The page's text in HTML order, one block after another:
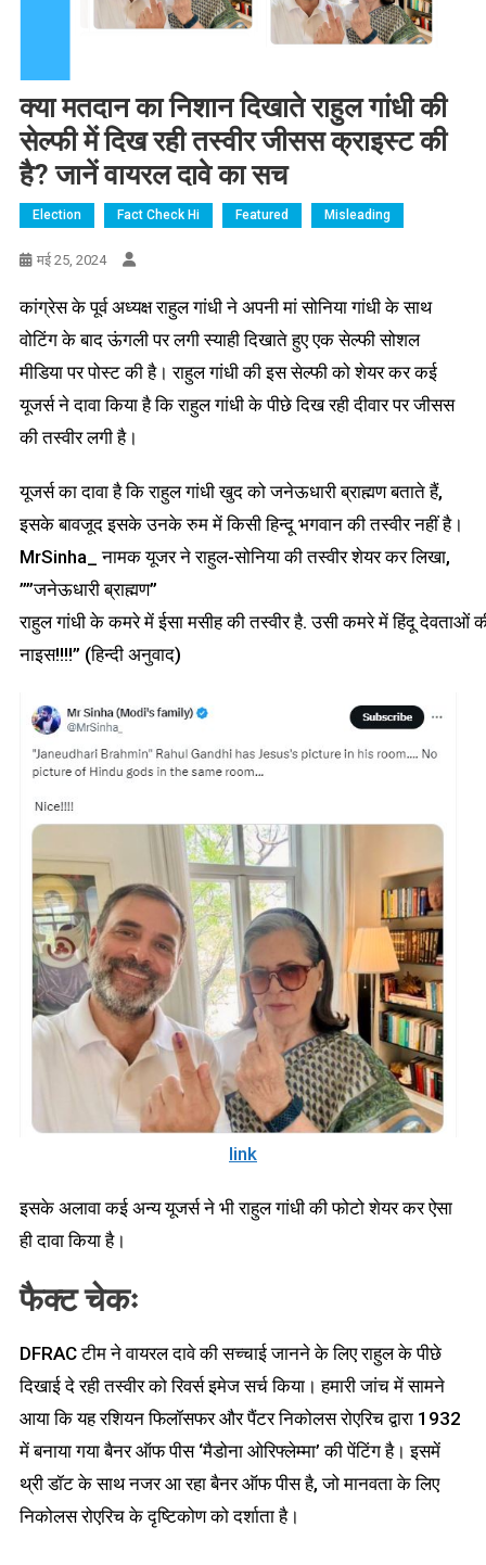
क्या मतदान का निशान दिखाते राहुल गांधी की
सेल्फी में दिख रही तस्वीर जीसस क्राइस्ट की
है? जानें वायरल दावे का सच
Election Fact Check Hi Featured Misleading
मई 25, 2024
कांग्रेस के पूर्व अध्यक्ष राहुल गांधी ने अपनी मां सोनिया गांधी के साथ
वोटिंग के बाद ऊंगली पर लगी स्याही दिखाते हुए एक सेल्फी सोशल
मीडिया पर पोस्ट की है। राहुल गांधी की इस सेल्फी को शेयर कर कई
यूजर्स ने दावा किया है कि राहुल गांधी के पीछे दिख रही दीवार पर जीसस
की तस्वीर लगी है।
यूजर्स का दावा है कि राहुल गांधी खुद को जनेऊधारी ब्राह्मण बताते हैं,
इसके बावजूद इसके उनके रुम में किसी हिन्दू भगवान की तस्वीर नहीं है।
MrSinha_ नामक यूजर ने राहुल-सोनिया की तस्वीर शेयर कर लिखा,
””जनेऊधारी ब्राह्मण”
राहुल गांधी के कमरे में ईसा मसीह की तस्वीर है. उसी कमरे में हिंदू देवताओं
नाइस!!!!” (हिन्दी अनुवाद)
link
इसके अलावा कई अन्य यूजर्स ने भी राहुल गांधी की फोटो शेयर कर ऐसा
ही दावा किया है।
फैक्ट चेकः
DFRAC टीम ने वायरल दावे की सच्चाई जानने के लिए राहुल के पीछे
दिखाई दे रही तस्वीर को रिवर्स इमेज सर्च किया। हमारी जांच में सामने
आया कि यह रशियन फिलॉसफर और पैंटर निकोलस रोएरिच द्वारा 1932
में बनाया गया बैनर ऑफ पीस ‘मैडोना ओरिफ्लेम्मा’ की पेंटिंग है। इसमें
थ्री डॉट के साथ नजर आ रहा बैनर ऑफ पीस है, जो मानवता के लिए
निकोलस रोएरिच के दृष्टिकोण को दर्शाता है।